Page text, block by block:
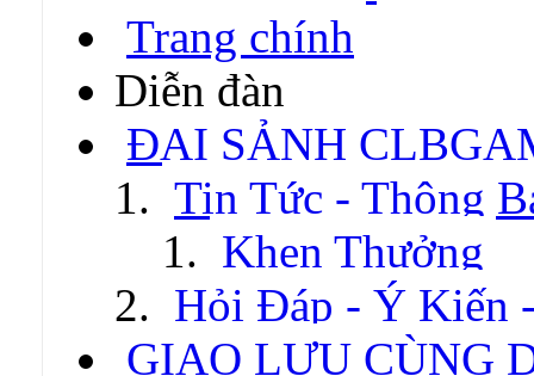
Trang chính
Diễn đàn
ĐẠI SẢNH
Tin Tức - Thông
Khen Thưởng
Hỏi Đáp - Ý Kiến
GIAO LƯU CÙNG